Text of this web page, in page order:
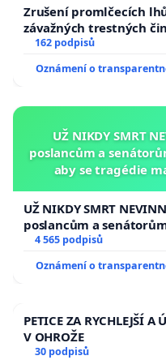
Zrušení promlčecích
závažných trestných
162 podpisů
Oznámení o
UŽ NIKDY SMRT
poslancům a
aby se tragédie
UŽ NIKDY SMRT
poslancům a
aby se tragédie malé
4 565 podpisů
Oznámení o
PETICE ZA RYCHLEJŠÍ
V OHROŽE
30 podpisů